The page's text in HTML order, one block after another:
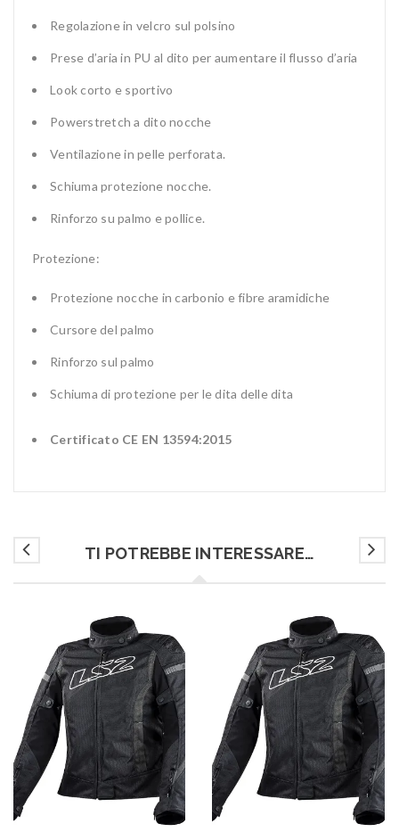
Regolazione in velcro sul polsino
Prese d’aria in PU al dito per aumentare il flusso d’aria
Look corto e sportivo
Powerstretch a dito nocche
Ventilazione in pelle perforata.
Schiuma protezione nocche.
Rinforzo su palmo e pollice.
Protezione:
Protezione nocche in carbonio e fibre aramidiche
Cursore del palmo
Rinforzo sul palmo
Schiuma di protezione per le dita delle dita
Certificato CE EN 13594:2015
TI POTREBBE INTERESSARE…